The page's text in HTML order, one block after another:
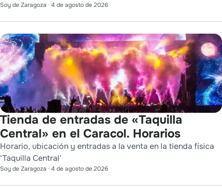
Soy de Zaragoza · 4 de agosto de 2026
Tienda de entradas de «Taquilla
Central» en el Caracol. Horarios
Horario, ubicación y entradas a la venta en la tienda física
‘Taquilla Central’
Soy de Zaragoza · 4 de agosto de 2026